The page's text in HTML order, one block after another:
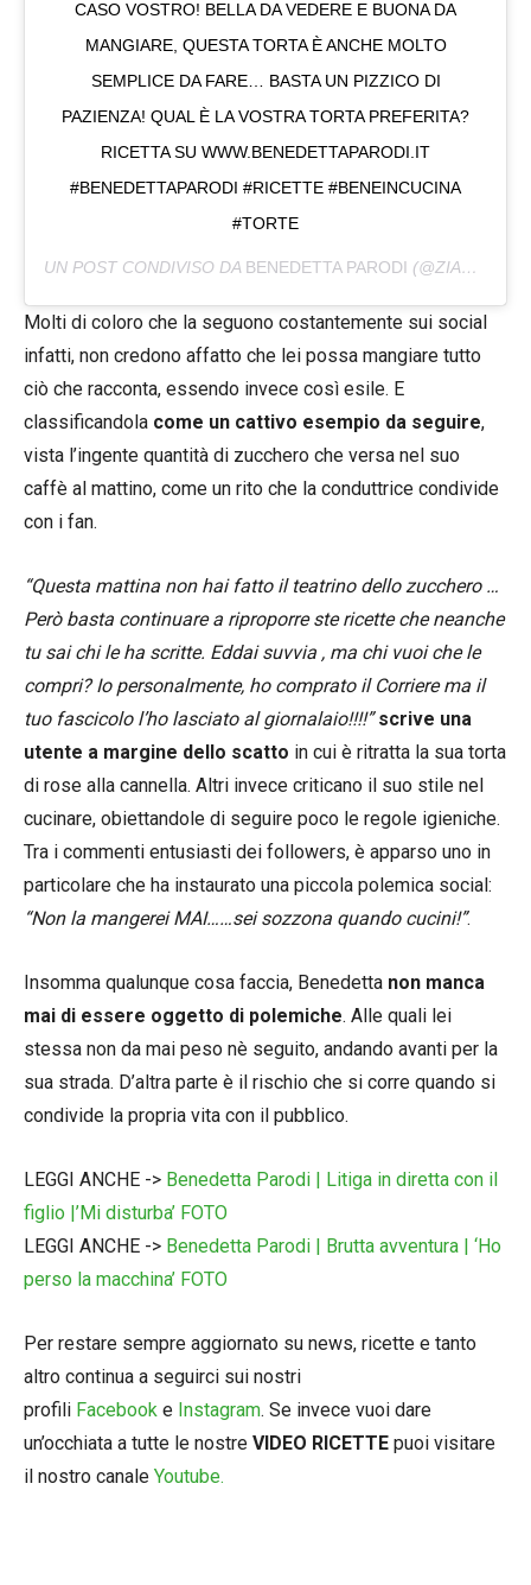
CASO VOSTRO! BELLA DA VEDERE E BUONA DA
MANGIARE, QUESTA TORTA È ANCHE MOLTO
SEMPLICE DA FARE… BASTA UN PIZZICO DI
PAZIENZA! QUAL È LA VOSTRA TORTA PREFERITA?
RICETTA SU WWW.BENEDETTAPARODI.IT
#BENEDETTAPARODI #RICETTE #BENEINCUCINA
#TORTE
UN POST CONDIVISO DA BENEDETTA PARODI (@ZIABENE) IN DATA:
Molti di coloro che la seguono costantemente sui social
infatti, non credono affatto che lei possa mangiare tutto
ciò che racconta, essendo invece così esile. E
classificandola come un cattivo esempio da seguire,
vista l’ingente quantità di zucchero che versa nel suo
caffè al mattino, come un rito che la conduttrice condivide
con i fan.
“Questa mattina non hai fatto il teatrino dello zucchero …
Però basta continuare a riproporre ste ricette che neanche
tu sai chi le ha scritte. Eddai suvvia , ma chi vuoi che le
compri? Io personalmente, ho comprato il Corriere ma il
tuo fascicolo l’ho lasciato al giornalaio!!!!” scrive una
utente a margine dello scatto in cui è ritratta la sua torta
di rose alla cannella. Altri invece criticano il suo stile nel
cucinare, obiettandole di seguire poco le regole igieniche.
Tra i commenti entusiasti dei followers, è apparso uno in
particolare che ha instaurato una piccola polemica social:
“Non la mangerei MAI……sei sozzona quando cucini!”.
Insomma qualunque cosa faccia, Benedetta non manca
mai di essere oggetto di polemiche. Alle quali lei
stessa non da mai peso nè seguito, andando avanti per la
sua strada. D’altra parte è il rischio che si corre quando si
condivide la propria vita con il pubblico.
LEGGI ANCHE -> Benedetta Parodi | Litiga in diretta con il
figlio |’Mi disturba’ FOTO
LEGGI ANCHE -> Benedetta Parodi | Brutta avventura | ‘Ho
perso la macchina’ FOTO
Per restare sempre aggiornato su news, ricette e tanto
altro continua a seguirci sui nostri
profili Facebook e Instagram. Se invece vuoi dare
un’occhiata a tutte le nostre VIDEO RICETTE puoi visitare
il nostro canale Youtube.